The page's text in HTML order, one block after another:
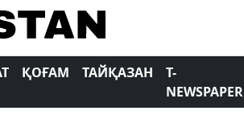
ҚОҒАМ ТАЙҚАЗАН
T-
NEWSPAPER